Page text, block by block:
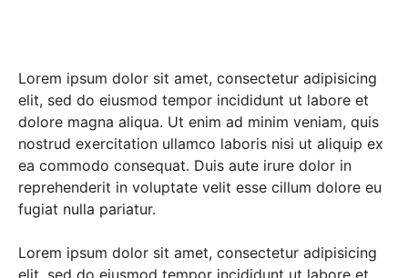
Lorem ipsum dolor sit amet, consectetur adipisicing
elit, sed do eiusmod tempor incididunt ut labore et
dolore magna aliqua. Ut enim ad minim veniam, quis
nostrud exercitation ullamco laboris nisi ut aliquip ex
ea commodo consequat. Duis aute irure dolor in
reprehenderit in voluptate velit esse cillum dolore eu
fugiat nulla pariatur.
Lorem ipsum dolor sit amet, consectetur adipisicing